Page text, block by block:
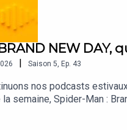
NEW
| Saison 5 Ep. 43
nos podcasts
semaine, Spider-Man :
- Séance Tenante est un